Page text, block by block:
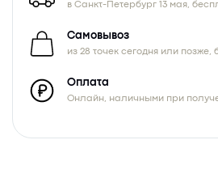
в Санкт-Петербург 13 мая,
Самовывоз
из 28 точек сегодня или позже,
Оплата
Онлайн, наличными при